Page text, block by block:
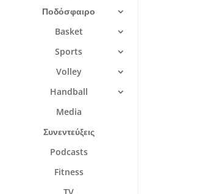
Ποδόσφαιρο
Basket
Sports
Volley
Handball
Media
Συνεντεύξεις
Podcasts
Fitness
TV